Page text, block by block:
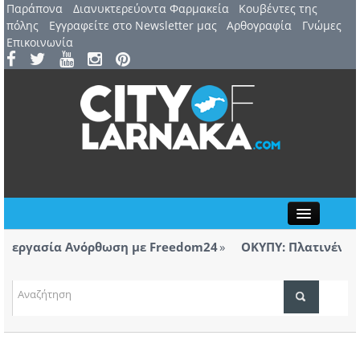
Παράπονα Διανυκτερεύοντα Φαρμακεία
Kουβέντες της
πόλης
Εγγραφείτε στο Newsletter μας Αρθογραφία
Γνώμες
Επικοινωνία
ΤΟΠΙΚΑ ΝΕΑ
Ανόρθωση με Freedom24
ΟΚΥΠΥ: Πλατινένια
Ανόρθωση με Freedom24